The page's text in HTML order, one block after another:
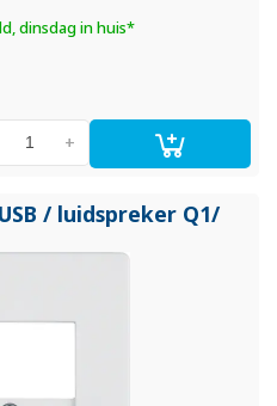
dinsdag in huis*
+
/ luidspreker Q1/